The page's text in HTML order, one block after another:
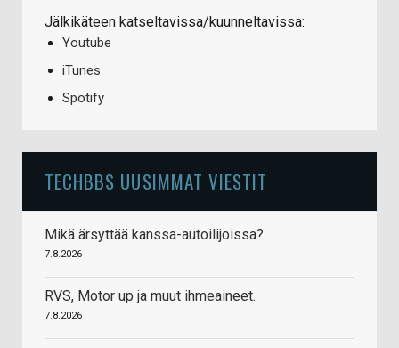
Jälkikäteen katseltavissa/kuunneltavissa:
Youtube
iTunes
Spotify
TECHBBS UUSIMMAT VIESTIT
Mikä ärsyttää kanssa-autoilijoissa?
7.8.2026
RVS, Motor up ja muut ihmeaineet.
7.8.2026